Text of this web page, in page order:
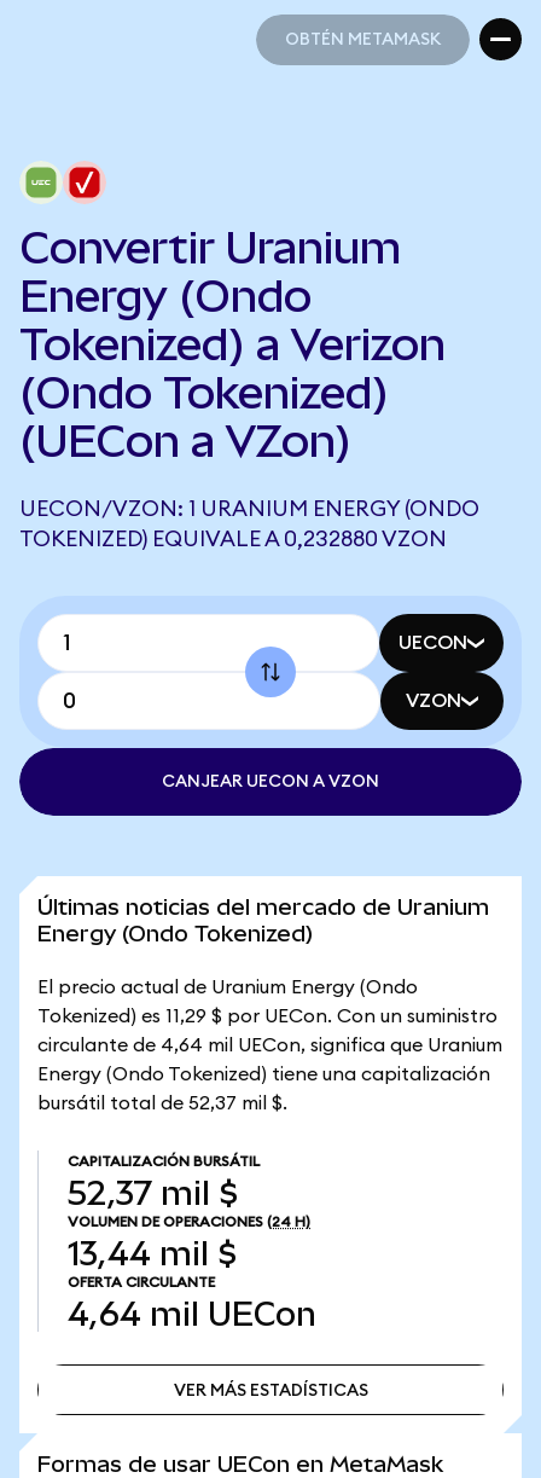
OBTÉN METAMASK
Convertir Uranium
Energy (Ondo
Tokenized) a Verizon
(Ondo Tokenized)
(UECon a VZon)
UECON/VZON: 1 URANIUM ENERGY (ONDO
TOKENIZED) EQUIVALE A 0,232880 VZON
UECON
VZON
CANJEAR UECON A VZON
Últimas noticias del mercado de Uranium
Energy (Ondo Tokenized)
El precio actual de Uranium Energy (Ondo
Tokenized) es 11,29 $ por UECon. Con un suministro
circulante de 4,64 mil UECon, significa que Uranium
Energy (Ondo Tokenized) tiene una capitalización
bursátil total de 52,37 mil $.
CAPITALIZACIÓN BURSÁTIL
52,37 mil $
VOLUMEN DE OPERACIONES (24 H)
13,44 mil $
OFERTA CIRCULANTE
4,64 mil UECon
VER MÁS ESTADÍSTICAS
Formas de usar UECon en MetaMask